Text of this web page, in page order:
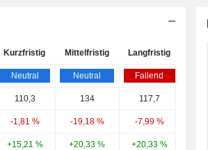
Kurzfristig Mittelfristig Langfristig
Neutral Neutral Fallend
110,3 134 117,7
-1,81 % -19,18 % -7,99 %
+15,21 % +20,33 % +20,33 %